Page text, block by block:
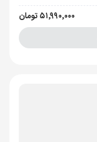
۵۱٬۹۹۰٬۰۰۰ تومان